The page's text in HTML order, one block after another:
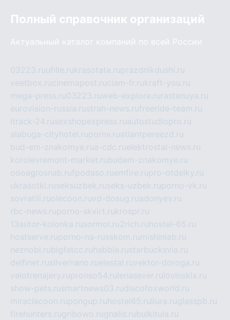
Полный справочник организаций
Актуальный каталог компаний по всей России
03223.ruufille.rukrasotata.ruprazdnikdushi.ru
veetbox.rucinemapost.ruciam-fr.rukraft-you.ru
mega-press.ru03223.ruweb-explore.ru rastenuya.ru
eurovision-russia.rustrah-news.rufreeride-team.ru
itrack-24.rusexshopexpress.ruautostudiopro.ru
alabuga-cityhotel.rupornv.ruatlantpereezd.ru
bud-em-znakomye.rua-cdc.ruelektrostal-news.ru
korolevremont-market.rubudem-znakomye.ru
oooagrosnab.rufpodaso.ruemfire.rupro-otdelky.ru
ukrasotki.ruseksuzbek.ruseks-uzbek.ruporno-vk.ru
sovratili.ruolecoon.ruvd-dosug.ruadonyev.ru
rbc-news.ruporno-skvirt.rukrospr.ru
13autor-kolonka.rusormol.ru2rich.ru hostel-65.ru
hostserve.ruporno-na-russkom.ru mishinlab.ru
neznobi.rubigfatcc.ru habble.rustarbucksvia.ru
delfinet.rusilvernano.ruelestal.ruvektor-doroga.ru
velotrenajery.rupronso54.ru lenasever.ru lovinskix.ru
show-pets.rusmartnews03.rudiscofoxworld.ru
miraclecoon.rupongup.ru hostel65.ru liura.ruglasspb.ru
firehunters.rugribowo.rugnalis.rubulkitula.ru